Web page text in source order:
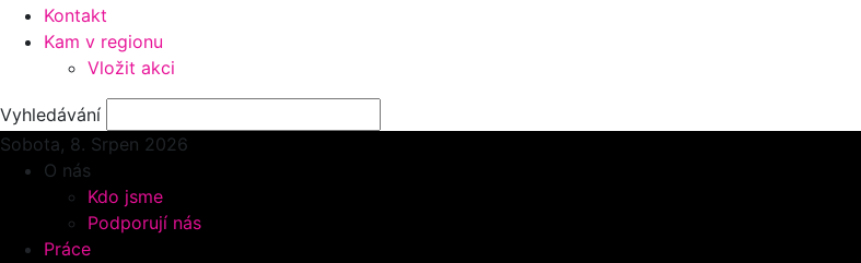
Kontakt
Kam v regionu
Vložit akci
Vyhledávání
Sobota, 8. Srpen 2026
O nás
Kdo jsme
Podporují nás
Práce